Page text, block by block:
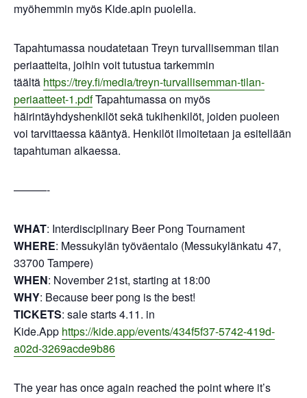
myöhemmin myös Kide.apin puolella.
Tapahtumassa noudatetaan Treyn turvallisemman tilan
periaatteita, joihin voit tutustua tarkemmin
täältä https://trey.fi/media/treyn-turvallisemman-tilan-
periaatteet-1.pdfTapahtumassa on myös
häirintäyhdyshenkilöt sekä tukihenkilöt, joiden puoleen
voi tarvittaessa kääntyä. Henkilöt ilmoitetaan ja esitellään
tapahtuman alkaessa.
———-
WHAT: Interdisciplinary Beer Pong Tournament
WHERE: Messukylän työväentalo (Messukylänkatu 47,
33700 Tampere)
WHEN: November 21st, starting at 18:00
WHY: Because beer pong is the best!
TICKETS: sale starts 4.11. in
Kide.App https://kide.app/events/434f5f37-5742-419d-
a02d-3269acde9b86
The year has once again reached the point where it’s